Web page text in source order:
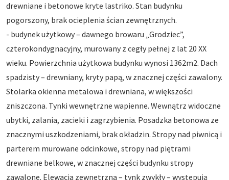
drewniane i betonowe kryte lastriko. Stan budynku
pogorszony, brak ocieplenia ścian zewnętrznych.
- budynek użytkowy – dawnego browaru „Grodziec”,
czterokondygnacyjny, murowany z cegły pełnej z lat 20 XX
wieku. Powierzchnia użytkowa budynku wynosi 1362m2. Dach
spadzisty – drewniany, kryty papą, w znacznej części zawalony.
Stolarka okienna metalowa i drewniana, w większości
zniszczona. Tynki wewnętrzne wapienne. Wewnątrz widoczne
ubytki, zalania, zacieki i zagrzybienia. Posadzka betonowa ze
znacznymi uszkodzeniami, brak okładzin. Stropy nad piwnicą i
parterem murowane odcinkowe, stropy nad piętrami
drewniane belkowe, w znacznej części budynku stropy
zawalone. Elewacja zewnętrzna – tynk zwykły – występują